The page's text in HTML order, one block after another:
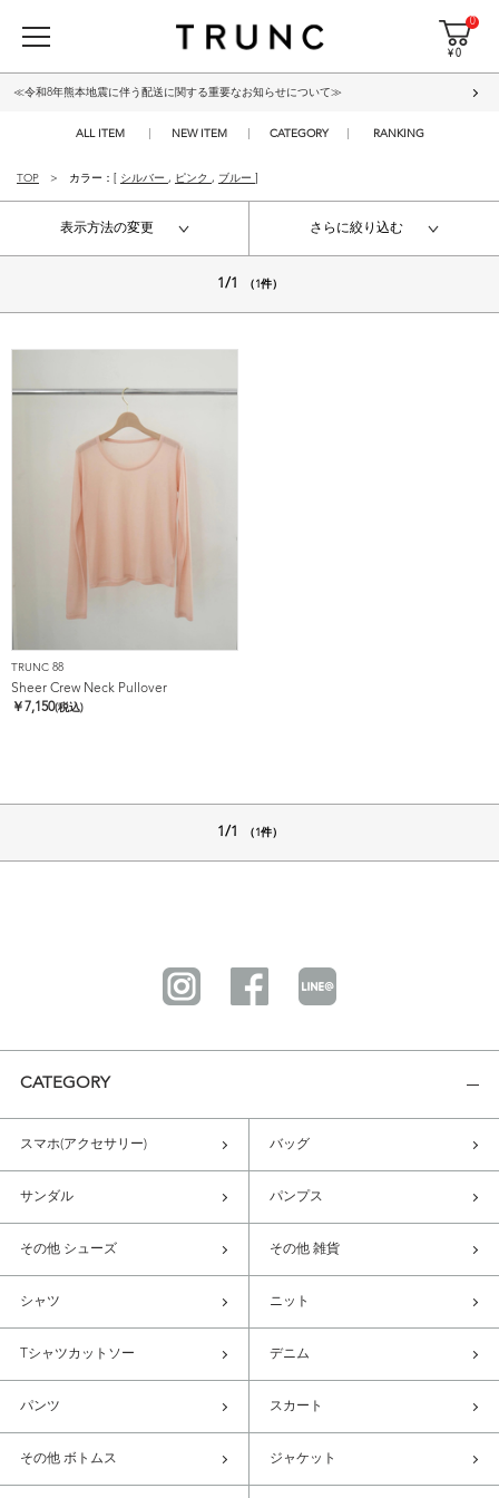
0
¥ 0
≪令和8年熊本地震に伴う配送に関する重要なお知らせについて≫
ALL ITEM NEW ITEM CATEGORY RANKING
TOP カラー：[ シルバー , ピンク , ブルー
表示方法の変更 さらに絞り込む
1/1 （1件）
TRUNC 88
Sheer Crew Neck Pullover
￥ 7,150(税込)
1/1 （1件）
CATEGORY
スマホ(アクセサリー) バッグ
サンダル パンプス
その他 シューズ その他 雑貨
シャツ ニット
Tシャツカットソー デニム
パンツ スカート
その他 ボトムス ジャケット